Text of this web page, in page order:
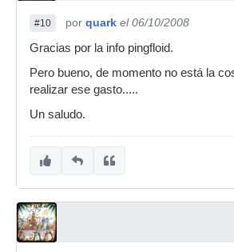
#10 por quark el 06/10/2008
Gracias por la info pingfloid.
Pero bueno, de momento no está la
realizar ese gasto.....
Un saludo.